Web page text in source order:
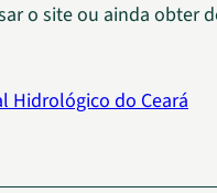
o site ou ainda obter
Hidrológico do Ceará